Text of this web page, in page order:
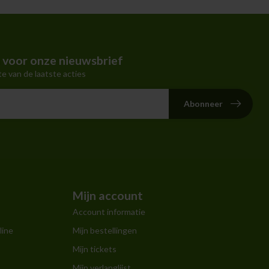
voor onze nieuwsbrief
van de laatste acties
Abonneer
Mijn account
Account informatie
Mijn bestellingen
Mijn tickets